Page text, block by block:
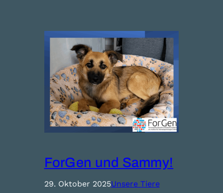
ForGen und Sammy!
29. Oktober 2025Unsere Tiere